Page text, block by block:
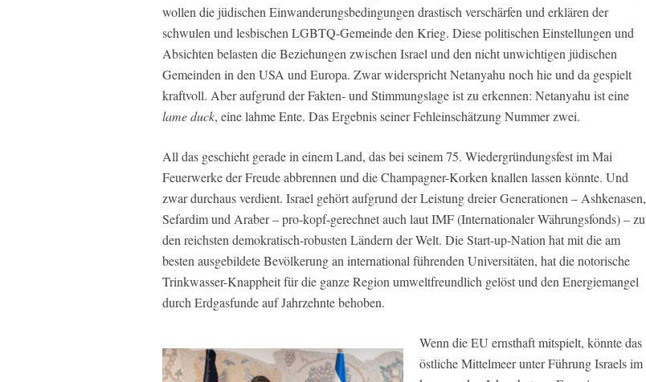
wollen die jüdischen Einwanderungsbedingungen drastisch verschärfen und erklären der
schwulen und lesbischen LGBTQ-Gemeinde den Krieg. Diese politischen Einstellungen und
Absichten belasten die Beziehungen zwischen Israel und den nicht unwichtigen jüdischen
Gemeinden in den USA und Europa. Zwar widerspricht Netanyahu noch hie und da gespielt
kraftvoll. Aber aufgrund der Fakten- und Stimmungslage ist zu erkennen: Netanyahu ist eine
lame duck, eine lahme Ente. Das Ergebnis seiner Fehleinschätzung Nummer zwei.
All das geschieht gerade in einem Land, das bei seinem 75. Wiedergründungsfest im Mai
Feuerwerke der Freude abbrennen und die Champagner-Korken knallen lassen könnte. Und
zwar durchaus verdient. Israel gehört aufgrund der Leistung dreier Generationen – Ashkenasen,
Sefardim und Araber – pro-kopf-gerechnet auch laut IMF (Internationaler Währungsfonds) – zu
den reichsten demokratisch-robusten Ländern der Welt. Die Start-up-Nation hat mit die am
besten ausgebildete Bevölkerung an international führenden Universitäten, hat die notorische
Trinkwasser-Knappheit für die ganze Region umweltfreundlich gelöst und den Energiemangel
durch Erdgasfunde auf Jahrzehnte behoben.
Wenn die EU ernsthaft mitspielt, könnte das
östliche Mittelmeer unter Führung Israels im